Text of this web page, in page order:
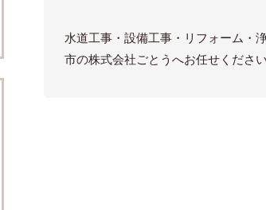
水道工事・設備工事・リフォーム・
市の株式会社ごとうへお任せくださ